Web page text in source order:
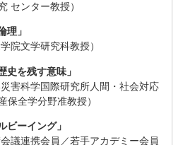
センター教授）
理」
院文学研究科教授）
史を残す意味」
害科学国際研究所人間・社会対応
保全学分野准教授）
ビーイング」
議連携会員／若手アカデミー会員